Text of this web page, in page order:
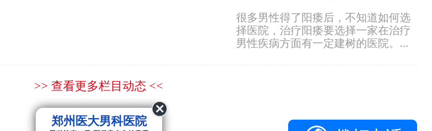
很多男性得了阳痿后，不知道如何选
择医院，治疗阳痿要选择一家在治疗
男性疾病方面有一定建树的医院。...
>> 查看更多栏目动态 <<
郑州医大男科医院